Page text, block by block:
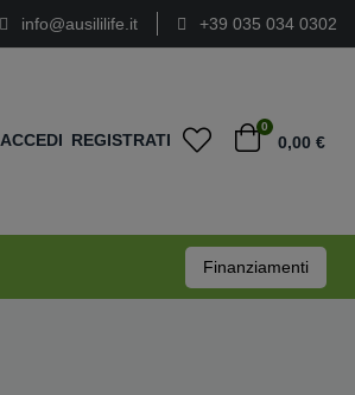
info@ausililife.it +39 035 034 0302
ACCEDI REGISTRATI
0
0,00 €
Finanziamenti